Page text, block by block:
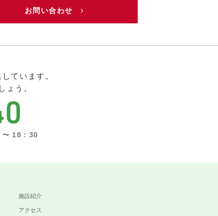
お問い合わせ
ています。
ょう。
18：30
施設紹介
アクセス